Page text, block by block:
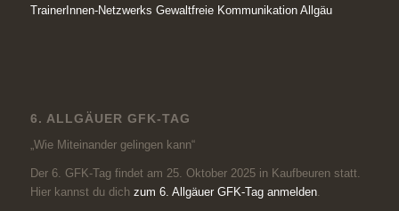
TrainerInnen-Netzwerks Gewaltfreie Kommunikation Allgäu
6. ALLGÄUER GFK-TAG
„Wie Miteinander gelingen kann“
Der 6. GFK-Tag findet am 25. Oktober 2025 in Kaufbeuren statt.
Hier kannst du dich zum 6. Allgäuer GFK-Tag anmelden.